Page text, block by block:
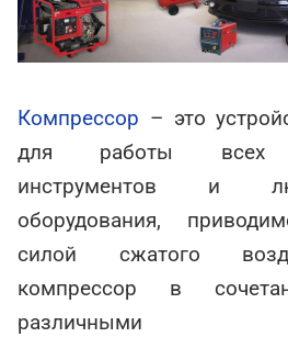
Компрессор – это
для работы всех
инструментов и
оборудования,
силой сжатого
компрессор в
различными